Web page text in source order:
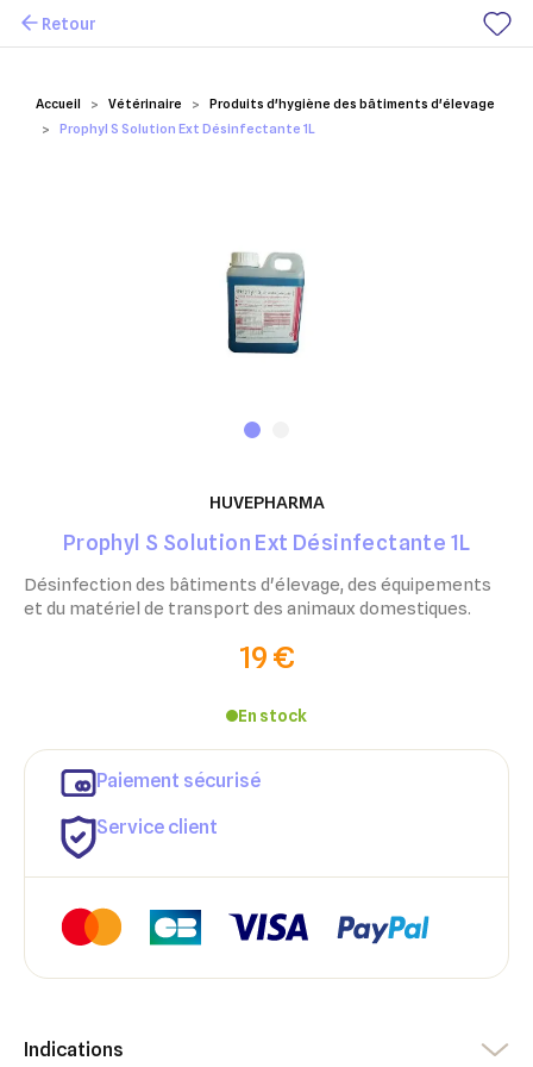
Mes favoris
Accueil Vétérinaire
Produits d'hygiène des bâtiments d'élevage
Prophyl S Solution Ext Désinfectante 1L
Retour
HUVEPHARMA
Prophyl S Solution Ext Désinfectante 1L
Désinfection des bâtiments d'élevage, des équipements
et du matériel de transport des animaux domestiques.
19 €
En stock
Paiement sécurisé
Service client
Indications
Créer une liste d'envies ×
Connexion ×